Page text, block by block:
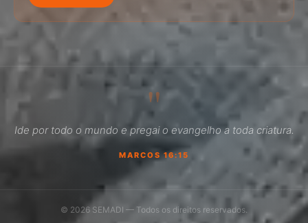
"
Ide por todo o mundo e pregai o evangelho a toda criatura.
MARCOS 16:15
© 2026 SEMADI — Todos os direitos reservados.
Como faço para doar?
Como ser um promotor?